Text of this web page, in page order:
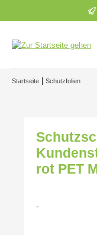
Zum Hauptinhalt springen
Startseite Schutzfolien
rot PET
-